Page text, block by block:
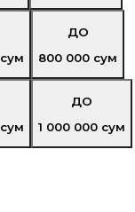
сум
ДО
800 000 сум
сум
ДО
1 000 000 сум